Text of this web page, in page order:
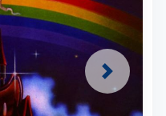
Next